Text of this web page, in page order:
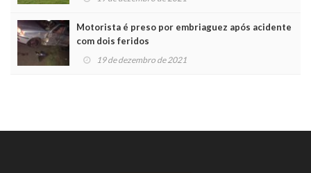
Motorista é preso por embriaguez após acidente
com dois feridos
19 de dezembro de 2021